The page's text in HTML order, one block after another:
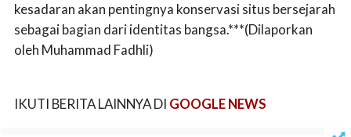
kesadaran akan pentingnya konservasi situs bersejarah
sebagai bagian dari identitas bangsa.***(Dilaporkan
oleh Muhammad Fadhli)
IKUTI BERITA LAINNYA DI GOOGLE NEWS